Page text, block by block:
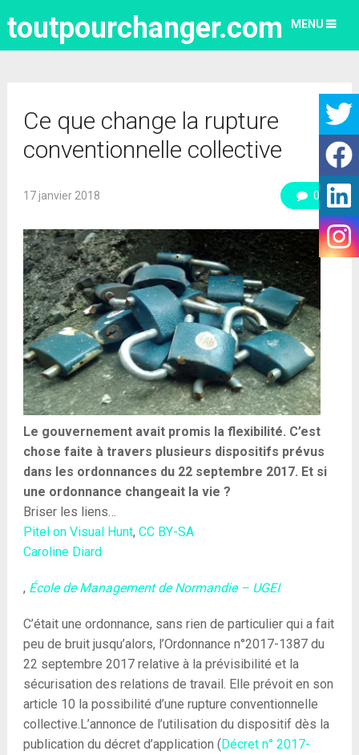
toutpourchanger.com MENU
Ce que change la rupture
conventionnelle collective
17 janvier 2018 0
Le gouvernement avait promis la flexibilité. C’est
chose faite à travers plusieurs dispositifs prévus
dans les ordonnances du 22 septembre 2017. Et si
une ordonnance changeait la vie ?
Briser les liens…
Pitel on Visual Hunt, CC BY-SA
Caroline Diard
, École de Management de Normandie – UGEI
C’était une ordonnance, sans rien de particulier qui a fait
peu de bruit jusqu’alors, l’Ordonnance n°2017-1387 du
22 septembre 2017 relative à la prévisibilité et la
sécurisation des relations de travail. Elle prévoit en son
article 10 la possibilité d’une rupture conventionnelle
collective.L’annonce de l’utilisation du dispositif dès la
publication du décret d’application (Décret n° 2017-